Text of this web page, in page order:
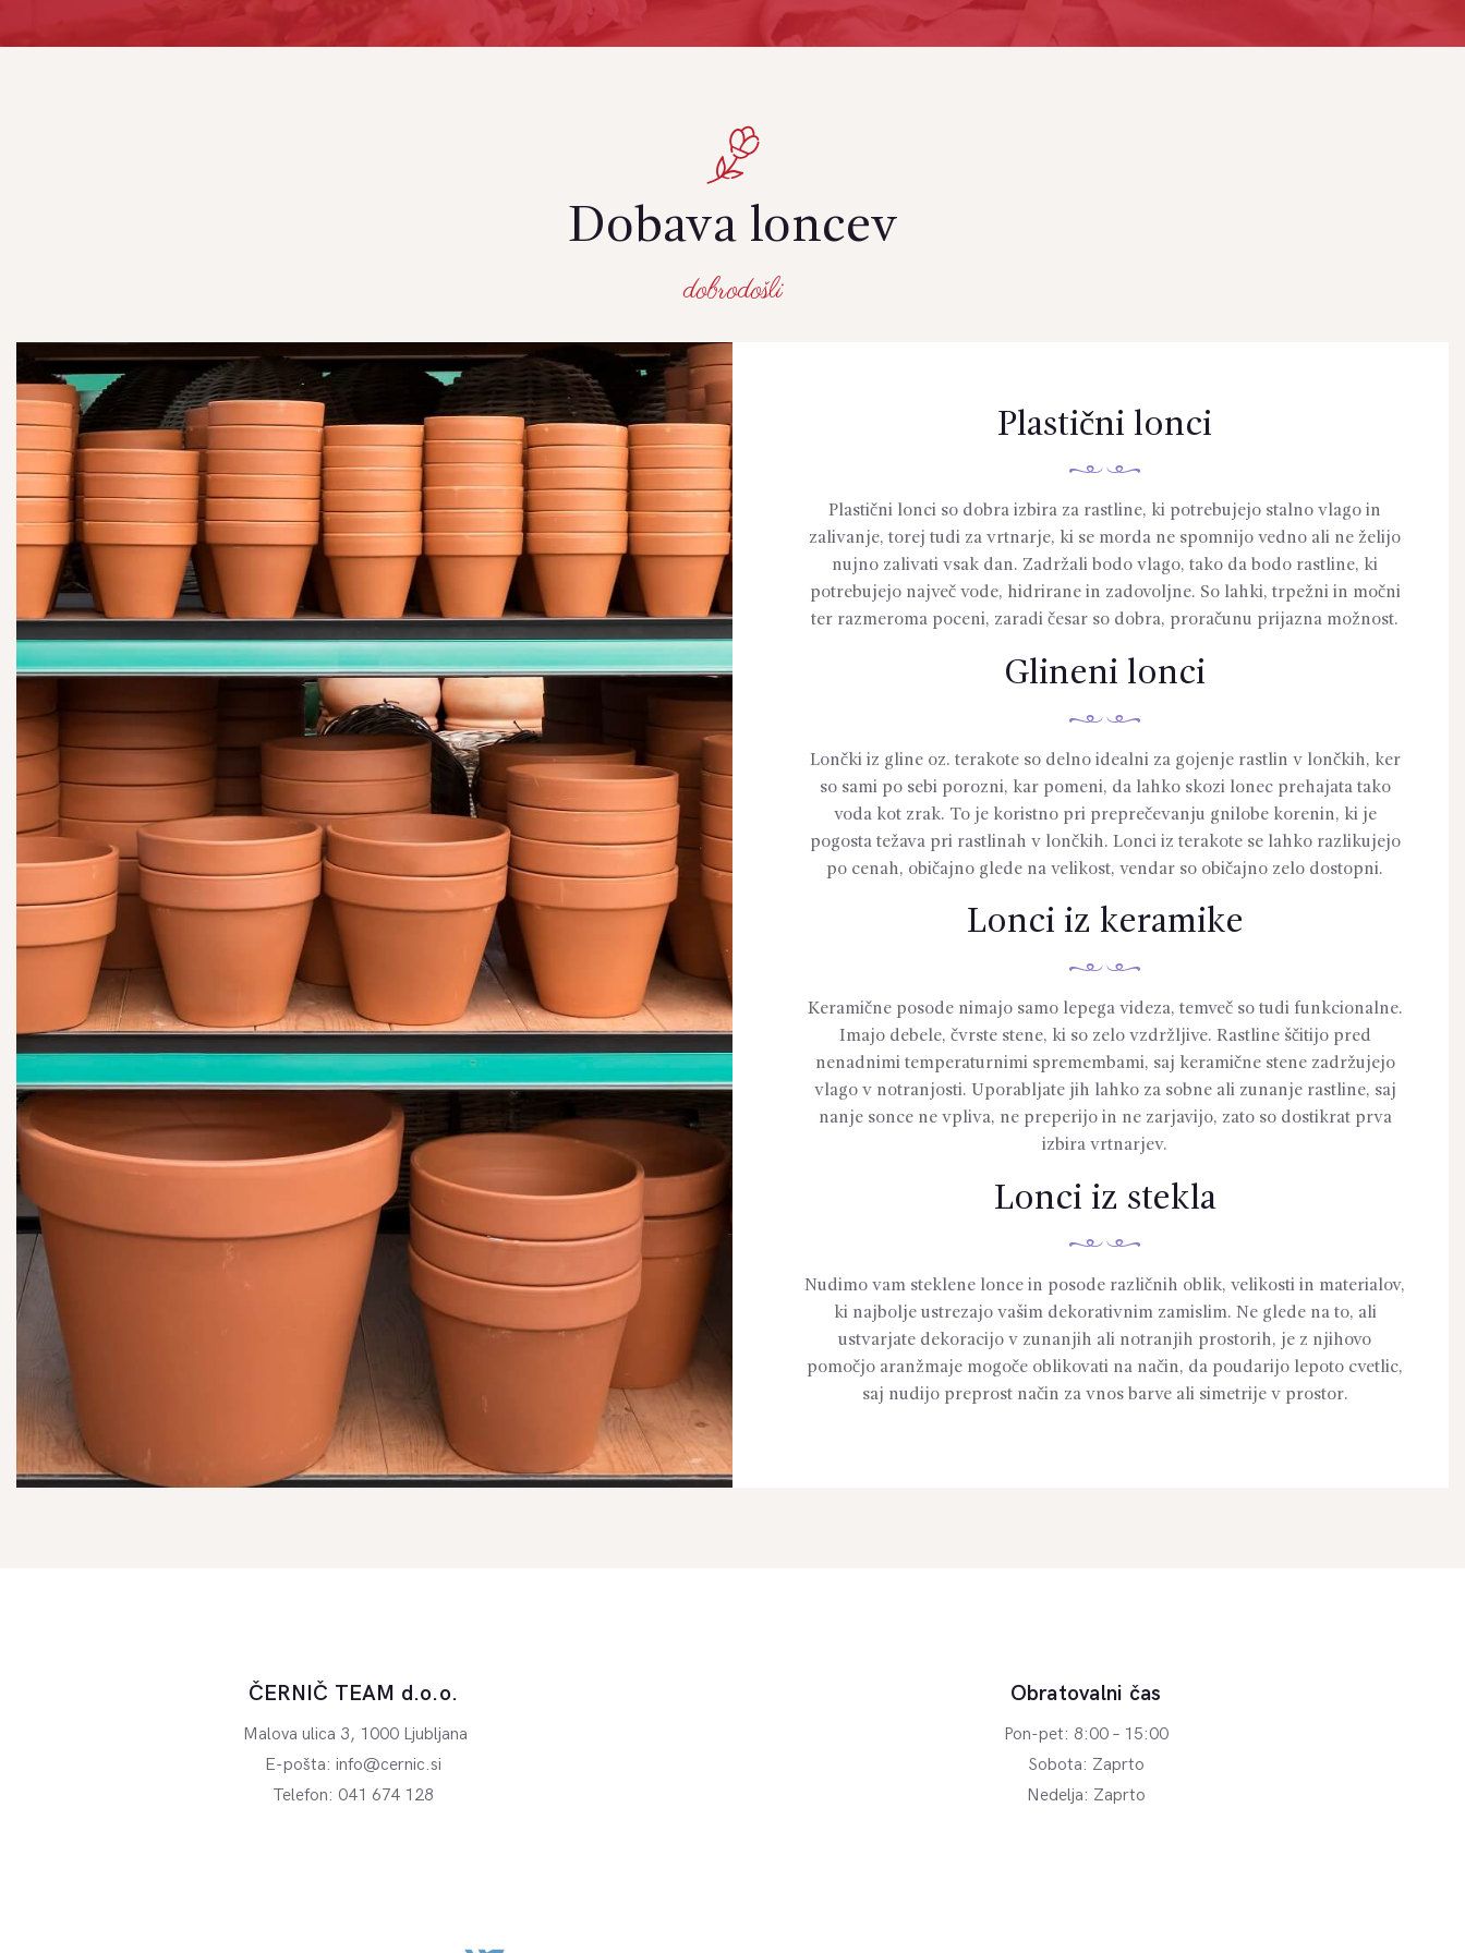
Dobava loncev
dobrodošli
Plastični lonci
Plastični lonci so dobra izbira za rastline, ki potrebujejo stalno vlago in
zalivanje, torej tudi za vrtnarje, ki se morda ne spomnijo vedno ali ne želijo
nujno zalivati vsak dan. Zadržali bodo vlago, tako da bodo rastline, ki
potrebujejo največ vode, hidrirane in zadovoljne. So lahki, trpežni in močni
ter razmeroma poceni, zaradi česar so dobra, proračunu prijazna možnost.
Glineni lonci
Lončki iz gline oz. terakote so delno idealni za gojenje rastlin v lončkih, ker
so sami po sebi porozni, kar pomeni, da lahko skozi lonec prehajata tako
voda kot zrak. To je koristno pri preprečevanju gnilobe korenin, ki je
pogosta težava pri rastlinah v lončkih. Lonci iz terakote se lahko razlikujejo
po cenah, običajno glede na velikost, vendar so običajno zelo dostopni.
Lonci iz keramike
Keramične posode nimajo samo lepega videza, temveč so tudi funkcionalne.
Imajo debele, čvrste stene, ki so zelo vzdržljive. Rastline ščitijo pred
nenadnimi temperaturnimi spremembami, saj keramične stene zadržujejo
vlago v notranjosti. Uporabljate jih lahko za sobne ali zunanje rastline, saj
nanje sonce ne vpliva, ne preperijo in ne zarjavijo, zato so dostikrat prva
izbira vrtnarjev.
Lonci iz stekla
Nudimo vam steklene lonce in posode različnih oblik, velikosti in materialov,
ki najbolje ustrezajo vašim dekorativnim zamislim. Ne glede na to, ali
ustvarjate dekoracijo v zunanjih ali notranjih prostorih, je z njihovo
pomočjo aranžmaje mogoče oblikovati na način, da poudarijo lepoto cvetlic,
saj nudijo preprost način za vnos barve ali simetrije v prostor.
ČERNIČ TEAM d.o.o.
Malova ulica 3, 1000 Ljubljana
E-pošta: info@cernic.si
Telefon: 041 674 128
Obratovalni čas
Pon-pet: 8:00 – 15:00
Sobota: Zaprto
Nedelja: Zaprto